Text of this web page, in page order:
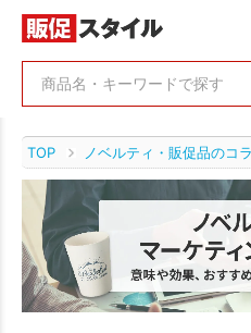
TOP ノベルティ・販促品のコ